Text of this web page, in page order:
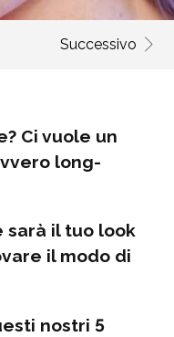
Successivo
Ci vuole un
long-
sarà il tuo look
il modo di
nostri 5